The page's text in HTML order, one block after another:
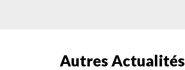
Autres Actualités